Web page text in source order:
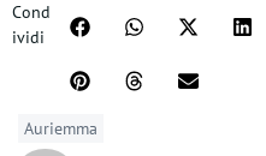
Cond
ividi
Auriemma